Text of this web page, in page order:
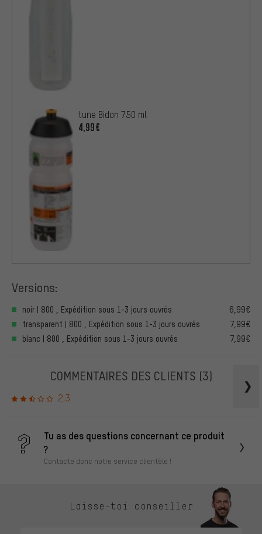
tune Bidon 750 ml
4,99€
Versions:
noir | 800 , Expédition sous 1-3 jours ouvrés
6,99€
transparent | 800 , Expédition sous 1-3 jours ouvrés
7,99€
blanc | 800 , Expédition sous 1-3 jours ouvrés
7,99€
COMMENTAIRES DES CLIENTS (3)
2.3
Tu as des questions concernant ce produit
?
Contacte donc notre service clientèle !
Laisse-toi conseiller